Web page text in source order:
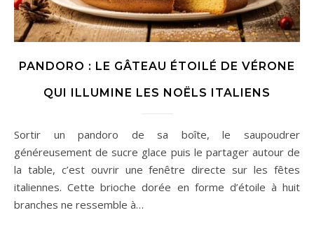
PANDORO : LE GÂTEAU ÉTOILÉ DE VÉRONE
QUI ILLUMINE LES NOËLS ITALIENS
Sortir un pandoro de sa boîte, le saupoudrer
généreusement de sucre glace puis le partager autour de
la table, c’est ouvrir une fenêtre directe sur les fêtes
italiennes. Cette brioche dorée en forme d’étoile à huit
branches ne ressemble à…